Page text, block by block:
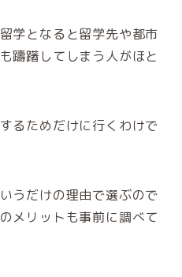
学となると留学先や都市
躊躇してしまう人がほと
るためだけに行くわけで
うだけの理由で選ぶので
メリットも事前に調べて